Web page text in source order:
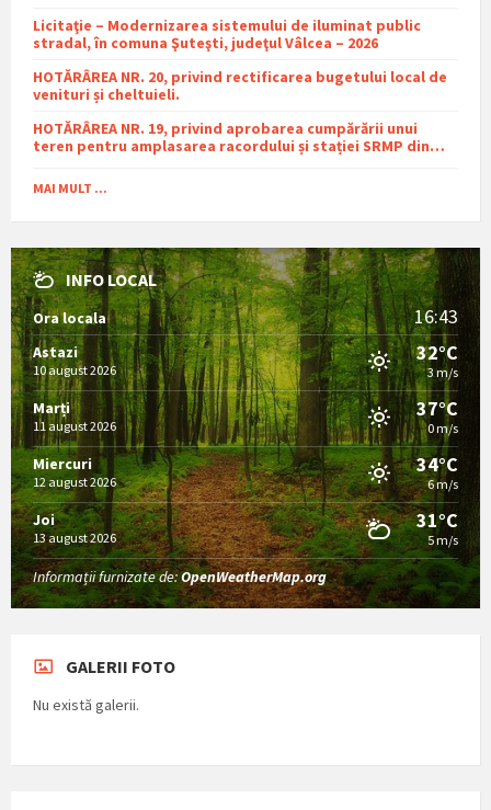
Licitaţie – Modernizarea sistemului de iluminat public
stradal, în comuna Şuteşti, judeţul Vâlcea – 2026
HOTĂRÂREA NR. 20, privind rectificarea bugetului local de
venituri și cheltuieli.
HOTĂRÂREA NR. 19, privind aprobarea cumpărării unui
teren pentru amplasarea racordului și stației SRMP din
comuna Sutești.
MAI MULT ...
INFO LOCAL
Ora locala 16:43
Astazi
10 august 2026
32°C
3 m/s
Marți
11 august 2026
37°C
0 m/s
Miercuri
12 august 2026
34°C
6 m/s
Joi
13 august 2026
31°C
5 m/s
Informații furnizate de:OpenWeatherMap.org
GALERII FOTO
Nu există galerii.